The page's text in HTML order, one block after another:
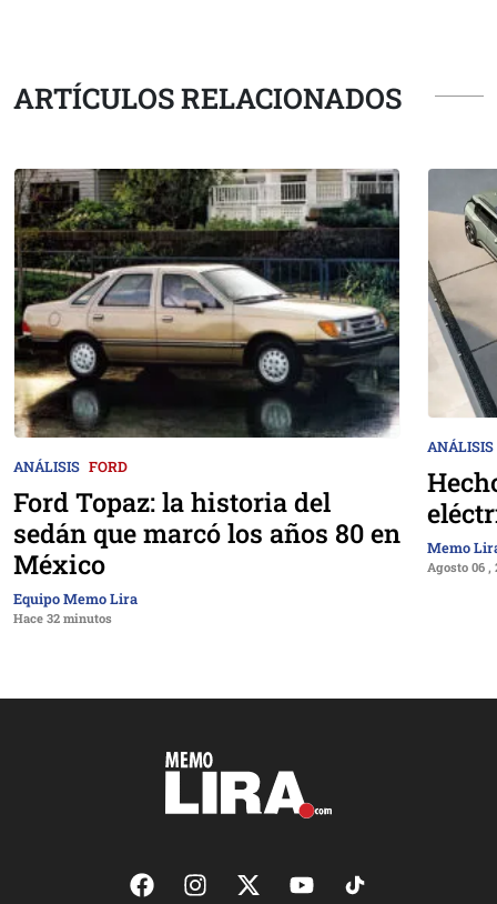
ARTÍCULOS RELACIONADOS
ANÁLISIS FORD
Ford Topaz: la historia del
sedán que marcó los años 80 en
México
Equipo Memo Lira
Hace 32 minutos
ANÁLISIS
Memo
Agosto 06 ,